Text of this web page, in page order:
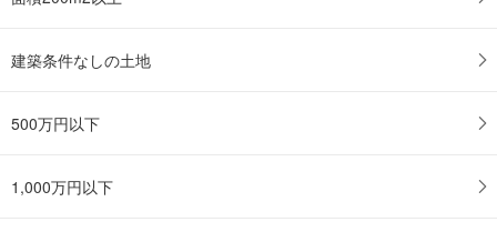
建築条件なしの土地
500万円以下
1,000万円以下